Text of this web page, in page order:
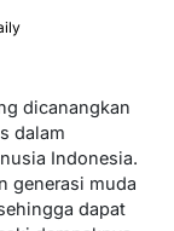
dicanangkan
dalam
Indonesia.
generasi muda
dapat